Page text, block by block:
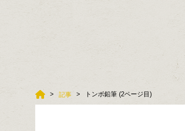
記事 トンボ鉛筆 (2ページ目)